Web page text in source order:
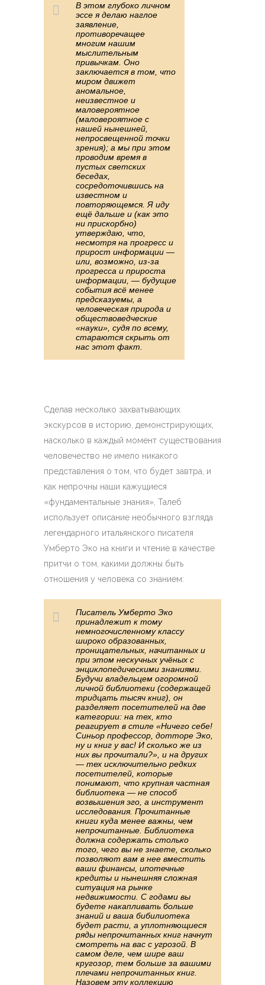
В этом глубоко личном
эссе я делаю наглое
заявление,
противоречащее
многим нашим
мыслительным
привычкам. Оно
заключается в том, что
миром движет
аномальное,
неизвестное и
маловероятное
(маловероятное с
нашей нынешней,
непросвещенной точки
зрения); а мы при этом
проводим время в
пустых светских
беседах,
сосредоточившись на
известном и
повторяющемся. Я иду
ещё дальше и (как это
ни прискорбно)
утверждаю, что,
несмотря на прогресс и
прирост информации —
или, возможно, из-за
прогресса и прироста
информации, — будущие
события всё менее
предсказуемы, а
человеческая природа и
обществоведческие
«науки», судя по всему,
стараются скрыть от
нас этот факт.
Сделав несколько захватывающих
экскурсов в историю, демонстрирующих,
насколько в каждый момент существования
человечество не имело никакого
представления о том, что будет завтра, и
как непрочны наши кажущиеся
«фундаментальные знания», Талеб
использует описание необычного взгляда
легендарного итальянского писателя
Умберто Эко на книги и чтение в качестве
притчи о том, какими должны быть
отношения у человека со знанием:
Писатель Умберто Эко
принадлежит к тому
немногочисленному классу
широко образованных,
проницательных, начитанных и
при этом нескучных учёных с
энциклопедическими знаниями.
Будучи владельцем огоромной
личной библиотеки (содержащей
тридцать тысяч книг), он
разделяет посетителей на две
категории: на тех, кто
реагирует в стиле «Ничего себе!
Синьор профессор, дотторе Эко,
ну и книг у вас! И сколько же из
них вы прочитали?», и на других
— тех исключительно редких
посетителей, которые
понимают, что крупная частная
библиотека — не способ
возвышения эго, а инструмент
исследования. Прочитанные
книги куда менее важны, чем
непрочитанные. Библиотека
должна содержать столько
того, чего вы не знаете, сколько
позволяют вам в нее вместить
ваши финансы, ипотечные
кредиты и нынешняя сложная
ситуация на рынке
недвижимости. С годами вы
будете накапливать больше
знаний и ваша бибилиотека
будет расти, а уплотняющиеся
ряды непрочитанных книг начнут
смотреть на вас с угрозой. В
самом деле, чем шире ваш
кругозор, тем больше за вашими
плечами непрочитанных книг.
Назовем эту коллекцию